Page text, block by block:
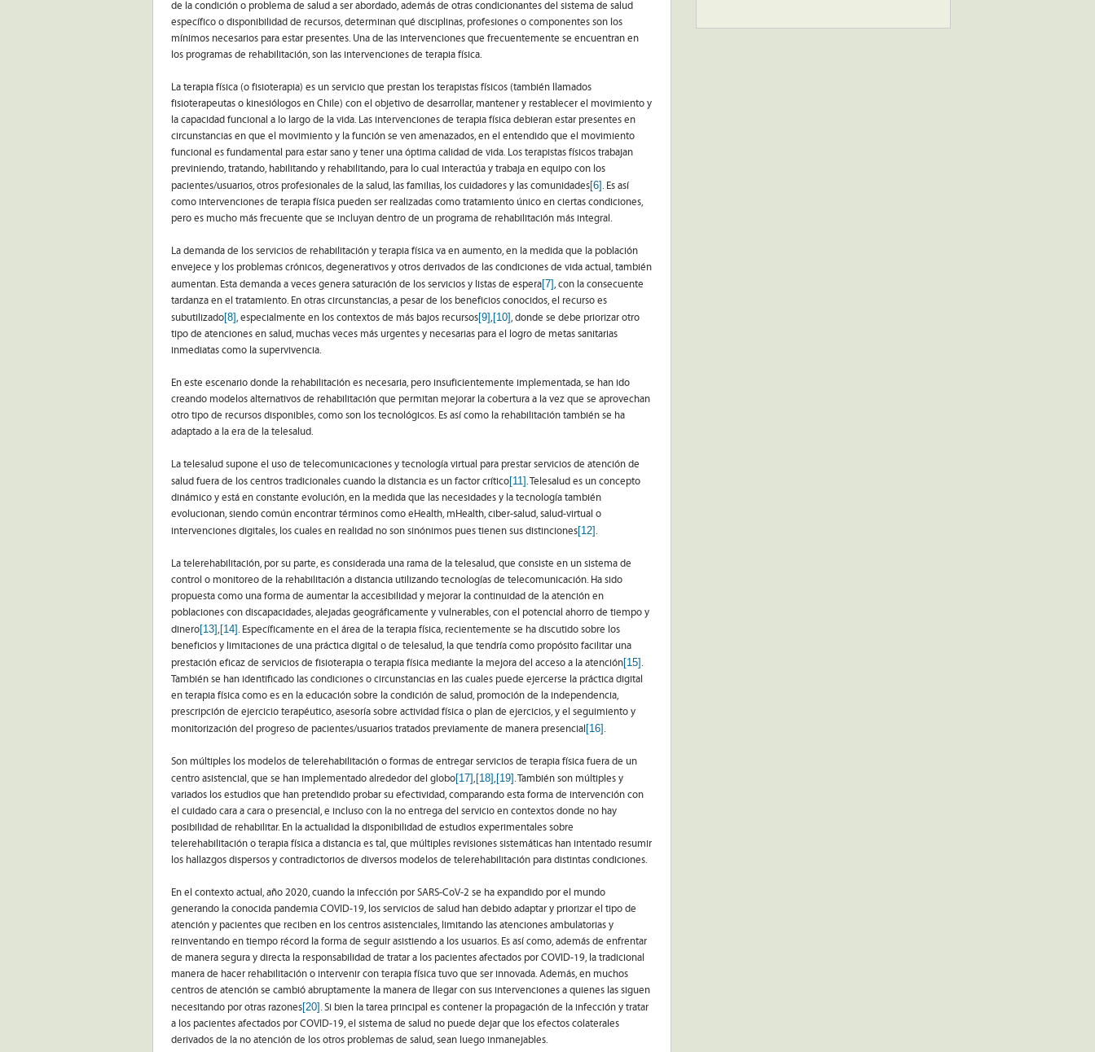
de la condición o problema de salud a ser abordado, además de otras condicionantes del sistema de salud
específico o disponibilidad de recursos, determinan qué disciplinas, profesiones o componentes son los
mínimos necesarios para estar presentes. Una de las intervenciones que frecuentemente se encuentran en
los programas de rehabilitación, son las intervenciones de terapia física.
La terapia física (o fisioterapia) es un servicio que prestan los terapistas físicos (también llamados
fisioterapeutas o kinesiólogos en Chile) con el objetivo de desarrollar, mantener y restablecer el movimiento y
la capacidad funcional a lo largo de la vida. Las intervenciones de terapia física debieran estar presentes en
circunstancias en que el movimiento y la función se ven amenazados, en el entendido que el movimiento
funcional es fundamental para estar sano y tener una óptima calidad de vida. Los terapistas físicos trabajan
previniendo, tratando, habilitando y rehabilitando, para lo cual interactúa y trabaja en equipo con los
pacientes/usuarios, otros profesionales de la salud, las familias, los cuidadores y las comunidades[6]. Es así
como intervenciones de terapia física pueden ser realizadas como tratamiento único en ciertas condiciones,
pero es mucho más frecuente que se incluyan dentro de un programa de rehabilitación más integral.
La demanda de los servicios de rehabilitación y terapia física va en aumento, en la medida que la población
envejece y los problemas crónicos, degenerativos y otros derivados de las condiciones de vida actual, también
aumentan. Esta demanda a veces genera saturación de los servicios y listas de espera[7] , con la consecuente
tardanza en el tratamiento. En otras circunstancias, a pesar de los beneficios conocidos, el recurso es
subutilizado[8] , especialmente en los contextos de más bajos recursos[9] , [10] , donde se debe priorizar otro
tipo de atenciones en salud, muchas veces más urgentes y necesarias para el logro de metas sanitarias
inmediatas como la supervivencia.
En este escenario donde la rehabilitación es necesaria, pero insuficientemente implementada, se han ido
creando modelos alternativos de rehabilitación que permitan mejorar la cobertura a la vez que se aprovechan
otro tipo de recursos disponibles, como son los tecnológicos. Es así como la rehabilitación también se ha
adaptado a la era de la telesalud.
La telesalud supone el uso de telecomunicaciones y tecnología virtual para prestar servicios de atención de
salud fuera de los centros tradicionales cuando la distancia es un factor crítico[11]. Telesalud es un concepto
dinámico y está en constante evolución, en la medida que las necesidades y la tecnología también
evolucionan, siendo común encontrar términos como eHealth, mHealth, ciber-salud, salud-virtual o
intervenciones digitales, los cuales en realidad no son sinónimos pues tienen sus distinciones[12].
La telerehabilitación, por su parte, es considerada una rama de la telesalud, que consiste en un sistema de
control o monitoreo de la rehabilitación a distancia utilizando tecnologías de telecomunicación. Ha sido
propuesta como una forma de aumentar la accesibilidad y mejorar la continuidad de la atención en
poblaciones con discapacidades, alejadas geográficamente y vulnerables, con el potencial ahorro de tiempo y
dinero[13] , [14]. Específicamente en el área de la terapia física, recientemente se ha discutido sobre los
beneficios y limitaciones de una práctica digital o de telesalud, la que tendría como propósito facilitar una
prestación eficaz de servicios de fisioterapia o terapia física mediante la mejora del acceso a la atención[15].
También se han identificado las condiciones o circunstancias en las cuales puede ejercerse la práctica digital
en terapia física como es en la educación sobre la condición de salud, promoción de la independencia,
prescripción de ejercicio terapéutico, asesoría sobre actividad física o plan de ejercicios, y el seguimiento y
monitorización del progreso de pacientes/usuarios tratados previamente de manera presencial [16].
Son múltiples los modelos de telerehabilitación o formas de entregar servicios de terapia física fuera de un
centro asistencial, que se han implementado alrededor del globo[17] , [18] , [19]. También son múltiples y
variados los estudios que han pretendido probar su efectividad, comparando esta forma de intervención con
el cuidado cara a cara o presencial, e incluso con la no entrega del servicio en contextos donde no hay
posibilidad de rehabilitar. En la actualidad la disponibilidad de estudios experimentales sobre
telerehabilitación o terapia física a distancia es tal, que múltiples revisiones sistemáticas han intentado resumir
los hallazgos dispersos y contradictorios de diversos modelos de telerehabilitación para distintas condiciones.
En el contexto actual, año 2020, cuando la infección por SARS-CoV-2 se ha expandido por el mundo
generando la conocida pandemia COVID-19, los servicios de salud han debido adaptar y priorizar el tipo de
atención y pacientes que reciben en los centros asistenciales, limitando las atenciones ambulatorias y
reinventando en tiempo récord la forma de seguir asistiendo a los usuarios. Es así como, además de enfrentar
de manera segura y directa la responsabilidad de tratar a los pacientes afectados por COVID-19, la tradicional
manera de hacer rehabilitación o intervenir con terapia física tuvo que ser innovada. Además, en muchos
centros de atención se cambió abruptamente la manera de llegar con sus intervenciones a quienes las siguen
necesitando por otras razones[20]. Si bien la tarea principal es contener la propagación de la infección y tratar
a los pacientes afectados por COVID-19, el sistema de salud no puede dejar que los efectos colaterales
derivados de la no atención de los otros problemas de salud, sean luego inmanejables.